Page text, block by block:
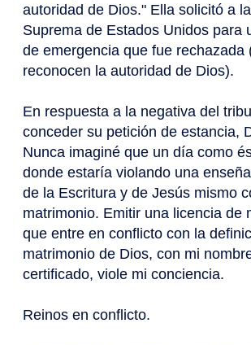
autoridad de Dios." Ella solicitó a
Suprema de Estados Unidos para
de emergencia que fue rechazada
reconocen la autoridad de Dios).
En respuesta a la negativa del
conceder su petición de estancia,
Nunca imaginé que un día como
donde estaría violando una
de la Escritura y de Jesús mismo
matrimonio. Emitir una licencia de
que entre en conflicto con la
matrimonio de Dios, con mi
certificado, viole mi conciencia.
Reinos en conflicto.